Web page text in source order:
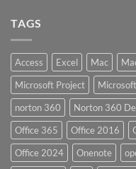
TAGS
Access Excel Mac
Microsoft Project
norton 360
Norton 360
Office 365
Office 2016
Office 2024
Onenote